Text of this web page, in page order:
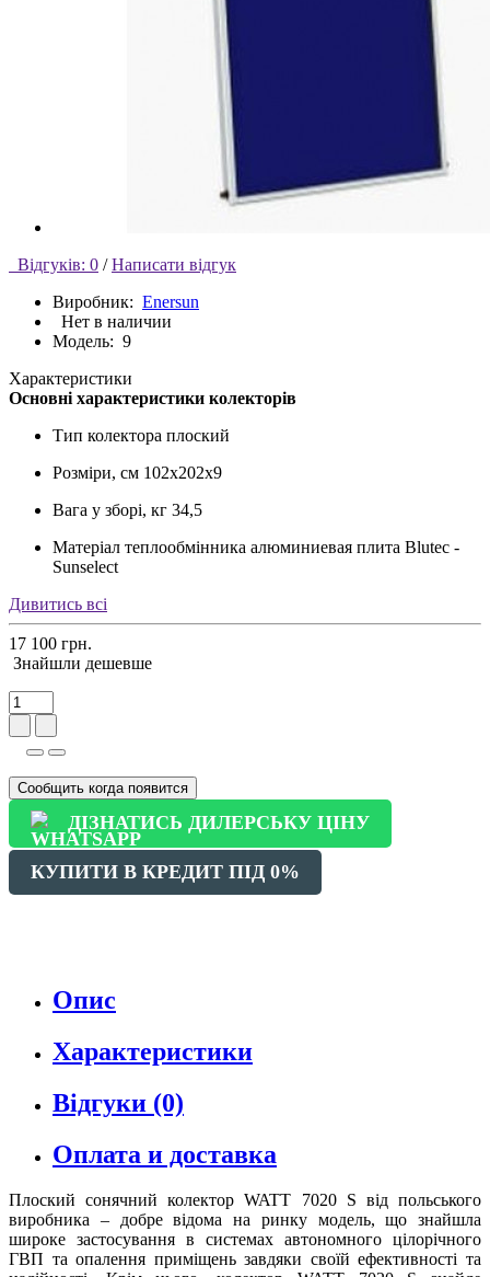
Відгуків: 0 / Написати відгук
Виробник: Enersun
Нет в наличии
Модель: 9
Характеристики
Основні характеристики колекторів
Тип колектора плоский
Розміри, см 102х202х9
Вага у зборі, кг 34,5
Матеріал теплообмінника алюминиевая плита Blutec -
Sunselect
Дивитись всі
17 100 грн.
Знайшли дешевше
Сообщить когда появится
ДІЗНАТИСЬ ДИЛЕРСЬКУ ЦІНУ
КУПИТИ В КРЕДИТ ПІД 0%
Опис
Характеристики
Відгуки (0)
Оплата и доставка
Плоский сонячний колектор WATT 7020 S від польського
виробника – добре відома на ринку модель, що знайшла
широке застосування в системах автономного цілорічного
ГВП та опалення приміщень завдяки своїй ефективності та